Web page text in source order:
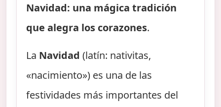
Navidad: una mágica tradición
que alegra los corazones.
La Navidad(latín: nativitas,
«nacimiento») es una de las
festividades más importantes del